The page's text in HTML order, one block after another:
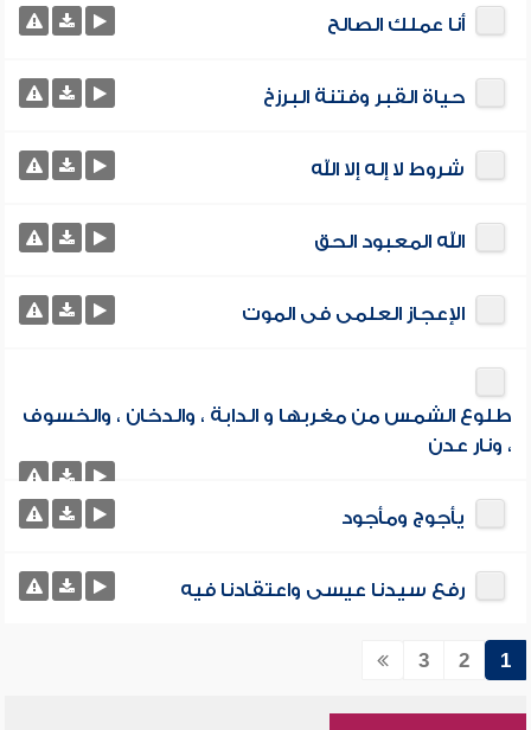
أنا عملك الصالح
حياة القبر وفتنة البرزخ
شروط لا إله إلا الله
الله المعبود الحق
الإعجاز العلمى فى الموت
طلوع الشمس من مغربها و الدابة ، والدخان ، والخسوف
، ونار عدن
يأجوج ومأجود
رفع سيدنا عيسى واعتقادنا فيه
1
2
3